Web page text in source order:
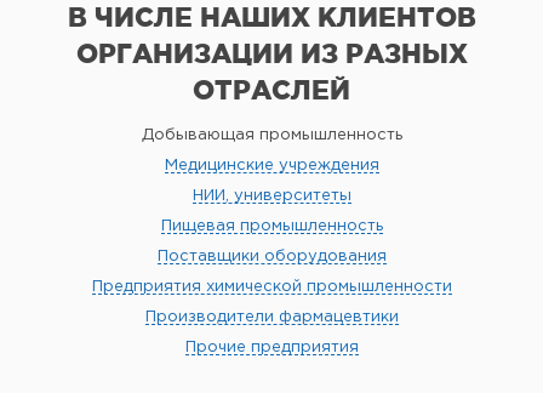
В ЧИСЛЕ НАШИХ КЛИЕНТОВ
ОРГАНИЗАЦИИ ИЗ РАЗНЫХ
ОТРАСЛЕЙ
Добывающая промышленность
Медицинские учреждения
НИИ, университеты
Пищевая промышленность
Поставщики оборудования
Предприятия химической промышленности
Производители фармацевтики
Прочие предприятия